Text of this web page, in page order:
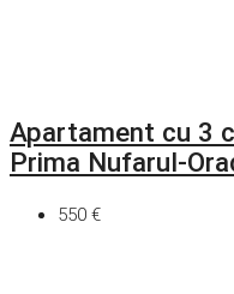
Apartament cu 3
Prima Nufarul-
550 €